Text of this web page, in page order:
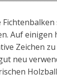
Auf einigen
Zeichen zu
neu